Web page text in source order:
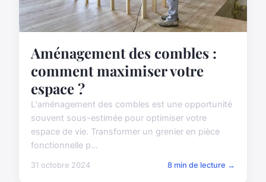
Aménagement des combles :
comment maximiser votre
espace ?
L'aménagement des combles est une opportunité
souvent sous-estimée pour optimiser votre
espace de vie. Transformer un grenier en pièce
fonctionnelle p...
31 octobre 2024 8 min de lecture →